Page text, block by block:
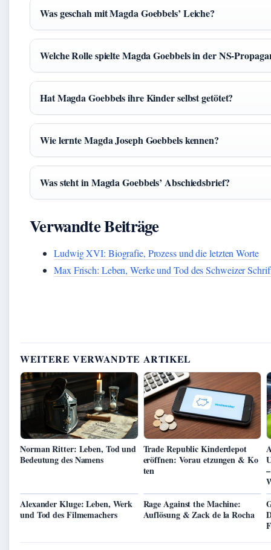
Was geschah mit Magda Goebbels’ Leiche?
Welche Rolle spielte Magda Goebbels in der NS-
Hat Magda Goebbels ihre Kinder selbst getötet?
Wie lernte Magda Joseph Goebbels kennen?
Was steht in Magda Goebbels’ Abschiedsbrief?
Verwandte Beiträge
Ludwig XVI: Biografie, Prozess und die letzten Worte
Max Frisch: Leben, Werke und Tod des Schweizer
WEITERE VERWANDTE ARTIKEL
Norman Ritter: Leben, Tod und
Bedeutung des Namens
Trade Republic Kinderdepot
eröffnen: Vorau etzungen & Ko
ten
Alexander Kluge: Leben, Werk
und Tod des Filmemachers
Rage Against the Machine:
Auflösung & Zack de la Rocha